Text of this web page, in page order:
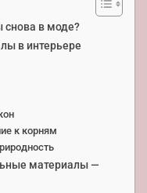
в моде?
в интерьере
к корням
материалы —